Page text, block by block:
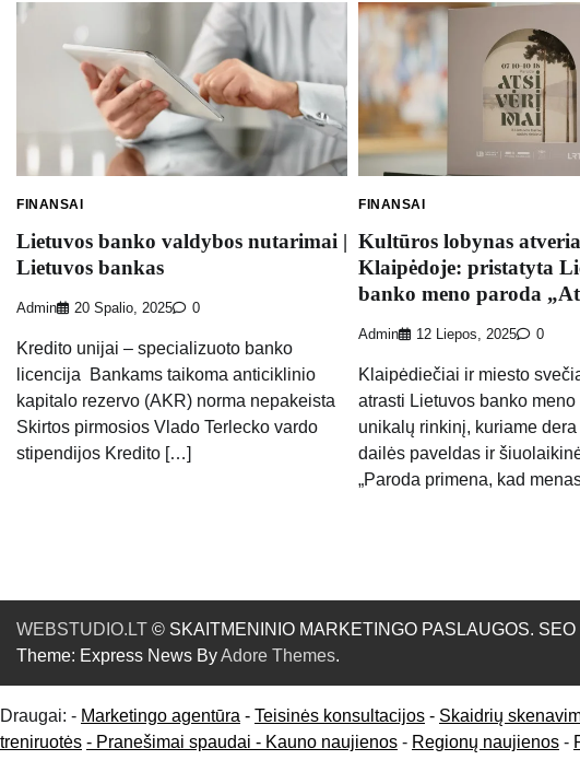
FINANSAI
Lietuvos banko valdybos nutarimai |
Lietuvos bankas
Admin 20 Spalio, 2025 0
Kredito unijai – specializuoto banko
licencija Bankams taikoma anticiklinio
kapitalo rezervo (AKR) norma nepakeista
Skirtos pirmosios Vlado Terlecko vardo
stipendijos Kredito […]
FINANSAI
Kultūros lobynas
Klaipėdoje: pristatyta
banko meno paroda
Admin 12 Liepos, 2025 0
Klaipėdiečiai ir miesto
atrasti Lietuvos banko
unikalų rinkinį, kuriame
dailės paveldas ir
„Paroda primena, kad
WEBSTUDIO.LT © SKAITMENINIO MARKETINGO PASLAUGOS.
Theme: Express News ByAdore Themes.
Draugai: - Marketingo agentūra - Teisinės konsultacijos - Skaidrių
treniruotės - Pranešimai spaudai - Kauno naujienos - Regionų naujienos -